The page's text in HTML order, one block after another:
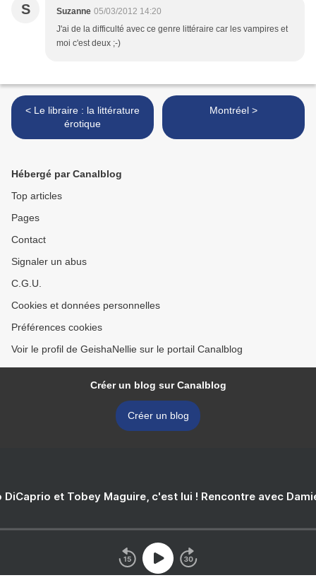
S Suzanne 05/03/2012 14:20
J'ai de la difficulté avec ce genre littéraire car les vampires et
moi c'est deux ;-)
< Le libraire : la littérature
érotique
Montréel >
Hébergé par Canalblog
Top articles
Pages
Contact
Signaler un abus
C.G.U.
Cookies et données personnelles
Préférences cookies
Voir le profil de GeishaNellie sur le portail Canalblog
Créer un blog sur Canalblog
Créer un blog
DiCaprio et Tobey Maguire, c'est lui ! Rencontre avec